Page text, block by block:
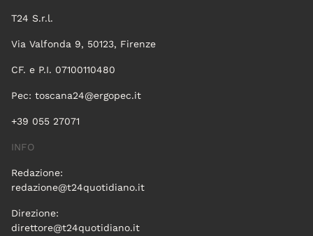
T24 S.r.l.
Via Valfonda 9, 50123, Firenze
CF. e P.I. 07100110480
Pec: toscana24@ergopec.it
+39 055 27071
INFO
Redazione:
redazione@t24quotidiano.it
Direzione:
direttore@t24quotidiano.it